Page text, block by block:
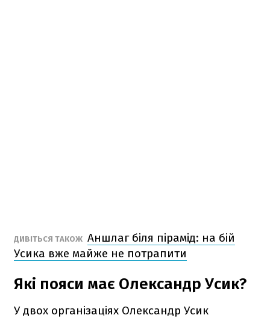
ДИВІТЬСЯ ТАКОЖ Аншлаг біля пірамід: на бій
Усика вже майже не потрапити
Які пояси має Олександр Усик?
У двох організаціях Олександр Усик